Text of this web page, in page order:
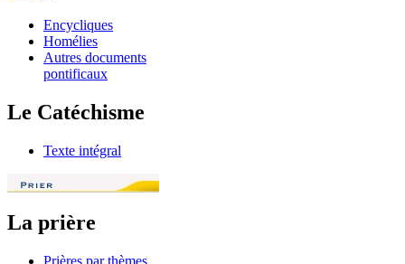
Encycliques
Homélies
Autres documents
pontificaux
Le Catéchisme
Texte intégral
La prière
Prières par thèmes